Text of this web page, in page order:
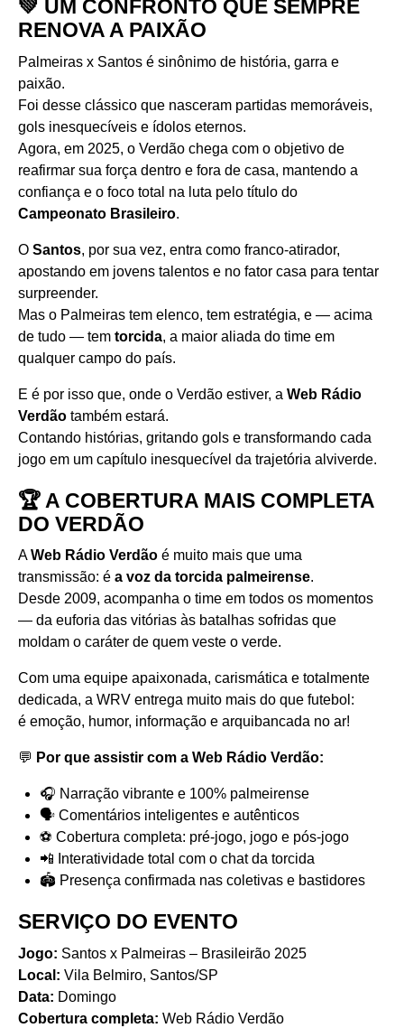
💚 UM CONFRONTO QUE SEMPRE
RENOVA A PAIXÃO
Palmeiras x Santos é sinônimo de história, garra e
paixão.
Foi desse clássico que nasceram partidas memoráveis,
gols inesquecíveis e ídolos eternos.
Agora, em 2025, o Verdão chega com o objetivo de
reafirmar sua força dentro e fora de casa, mantendo a
confiança e o foco total na luta pelo título do
Campeonato Brasileiro.
O Santos, por sua vez, entra como franco-atirador,
apostando em jovens talentos e no fator casa para tentar
surpreender.
Mas o Palmeiras tem elenco, tem estratégia, e — acima
de tudo — tem torcida, a maior aliada do time em
qualquer campo do país.
E é por isso que, onde o Verdão estiver, a Web Rádio
Verdão também estará.
Contando histórias, gritando gols e transformando cada
jogo em um capítulo inesquecível da trajetória alviverde.
🏆 A COBERTURA MAIS COMPLETA
DO VERDÃO
AWeb Rádio Verdão é muito mais que uma
transmissão: é a voz da torcida palmeirense.
Desde 2009, acompanha o time em todos os momentos
— da euforia das vitórias às batalhas sofridas que
moldam o caráter de quem veste o verde.
Com uma equipe apaixonada, carismática e totalmente
dedicada, a WRV entrega muito mais do que futebol:
é emoção, humor, informação e arquibancada no ar!
💬 Por que assistir com a Web Rádio Verdão:
🎧 Narração vibrante e 100% palmeirense
🗣️ Comentários inteligentes e autênticos
⚽ Cobertura completa: pré-jogo, jogo e pós-jogo
📲 Interatividade total com o chat da torcida
🏟️ Presença confirmada nas coletivas e bastidores
SERVIÇO DO EVENTO
Jogo: Santos x Palmeiras – Brasileirão 2025
Local: Vila Belmiro, Santos/SP
Data: Domingo
Cobertura completa: Web Rádio Verdão